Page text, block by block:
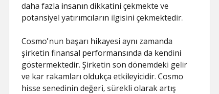
daha fazla insanın dikkatini çekmekte ve
potansiyel yatırımcıların ilgisini çekmektedir.
Cosmo'nun başarı hikayesi aynı zamanda
şirketin finansal performansında da kendini
göstermektedir. Şirketin son dönemdeki gelir
ve kar rakamları oldukça etkileyicidir. Cosmo
hisse senedinin değeri, sürekli olarak artış